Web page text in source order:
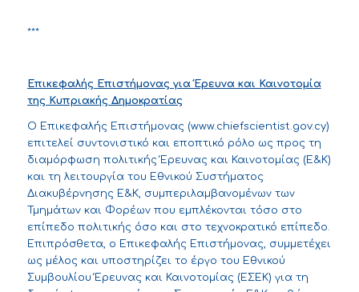
***
Επικεφαλής Επιστήμονας για Έρευνα και Καινοτομία
της Κυπριακής Δημοκρατίας
Ο Επικεφαλής Επιστήμονας (www.chiefscientist.gov.cy)
επιτελεί συντονιστικό και εποπτικό ρόλο ως προς τη
διαμόρφωση πολιτικής Έρευνας και Καινοτομίας (Ε&Κ)
και τη λειτουργία του Εθνικού Συστήματος
Διακυβέρνησης Ε&Κ, συμπεριλαμβανομένων των
Τμημάτων και Φορέων που εμπλέκονται τόσο στο
επίπεδο πολιτικής όσο και στο τεχνοκρατικό επίπεδο.
Επιπρόσθετα, ο Επικεφαλής Επιστήμονας, συμμετέχει
ως μέλος και υποστηρίζει το έργο του Εθνικού
Συμβουλίου Έρευνας και Καινοτομίας (ΕΣΕΚ) για τη